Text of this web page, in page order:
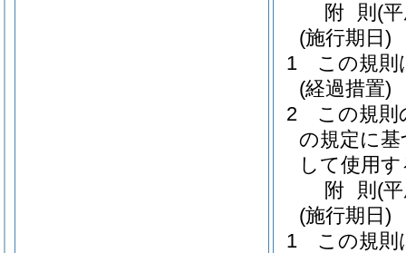
附 則 (
(施行期日)
1
この規則
(経過措置)
2
この規則
の規定に
して使用
附 則 (
(施行期日)
1
この規則